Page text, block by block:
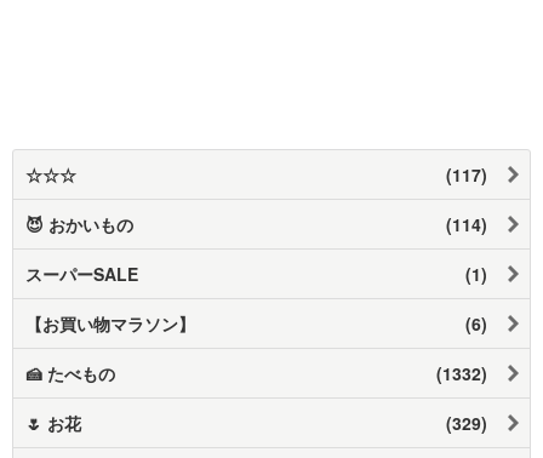
☆☆☆ (117)
😈 おかいもの (114)
スーパーSALE (1)
【お買い物マラソン】 (6)
🍰 たべもの (1332)
🌷 お花 (329)